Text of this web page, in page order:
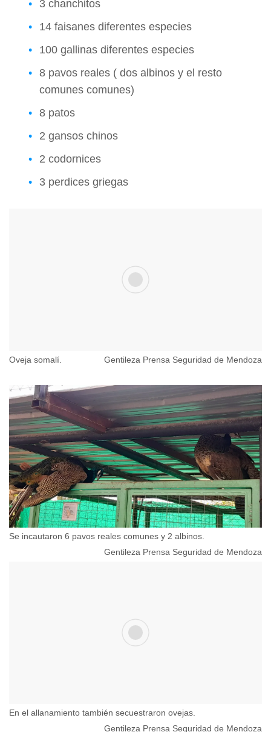
3 chanchitos
14 faisanes diferentes especies
100 gallinas diferentes especies
8 pavos reales ( dos albinos y el resto
comunes comunes)
8 patos
2 gansos chinos
2 codornices
3 perdices griegas
Oveja somalí. Gentileza Prensa Seguridad de Mendoza
Se incautaron 6 pavos reales comunes y 2 albinos.
Gentileza Prensa Seguridad de Mendoza
En el allanamiento también secuestraron ovejas.
Gentileza Prensa Seguridad de Mendoza